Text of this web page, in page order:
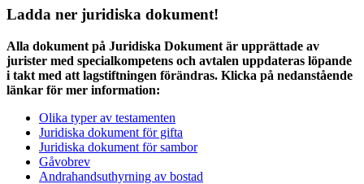
Ladda ner juridiska dokument!
Alla dokument på Juridiska Dokument är upprättade av
jurister med specialkompetens och avtalen uppdateras löpande
i takt med att lagstiftningen förändras. Klicka på nedanstående
länkar för mer information:
Olika typer av testamenten
Juridiska dokument för gifta
Juridiska dokument för sambor
Gåvobrev
Andrahandsuthyrning av bostad